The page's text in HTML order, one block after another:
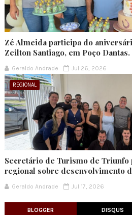
Zé Almeida participa do
Zeilton Santiago, em Poço Dantas.
Geraldo Andrade Jul 26, 2026
REGIONAL
Secretário de Turismo de
regional sobre desenvolvimento
Geraldo Andrade Jul 17, 2026
BLOGGER DISQUS